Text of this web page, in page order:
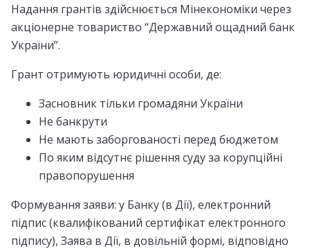
Надання грантів здійснюється Мінекономіки через
акціонерне товариство “Державний ощадний банк
України”.
Грант отримують юридичні особи, де:
Засновник тільки громадяни України
Не банкрути
Не мають заборгованості перед бюджетом
По яким відсутнє рішення суду за корупційні
правопорушення
Формування заяви: у Банку (в Дії), електронний
підпис (квалифікований сертифікат електронного
підпису), Заява в Дії, в довільній формі, відповідно